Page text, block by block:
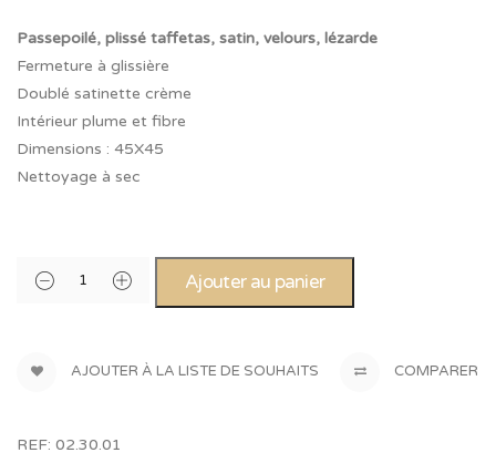
Passepoilé, plissé taffetas, satin, velours, lézarde
Fermeture à glissière
Doublé satinette crème
Intérieur plume et fibre
Dimensions : 45X45
Nettoyage à sec
Ajouter au panier
AJOUTER À LA LISTE DE SOUHAITS COMPARER
REF: 02.30.01